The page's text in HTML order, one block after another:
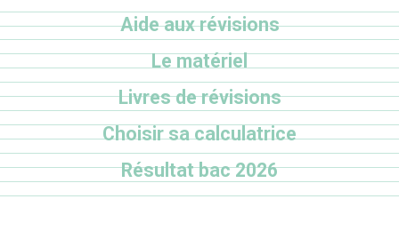
Aide aux révisions
Le matériel
Livres de révisions
Choisir sa calculatrice
Résultat bac 2026